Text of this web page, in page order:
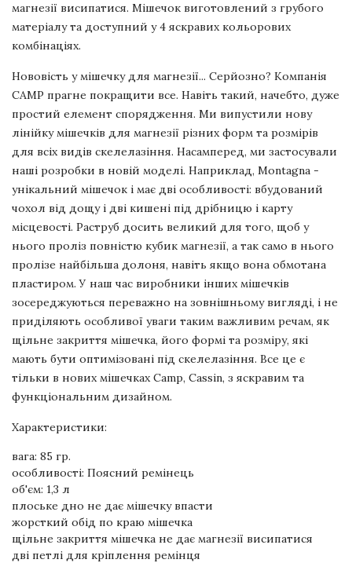
магнезії висипатися. Мішечок виготовлений з грубого
матеріалу та доступний у 4 яскравих кольорових
комбінаціях.
Нововість у мішечку для магнезії... Серйозно? Компанія
CAMP прагне покращити все. Навіть такий, начебто, дуже
простий елемент спорядження. Ми випустили нову
лінійку мішечків для магнезії різних форм та розмірів
для всіх видів скелелазіння. Насамперед, ми застосували
наші розробки в новій моделі. Наприклад, Montagna -
унікальний мішечок і має дві особливості: вбудований
чохол від дощу і дві кишені під дрібницю і карту
місцевості. Раструб досить великий для того, щоб у
нього проліз повністю кубик магнезії, а так само в нього
пролізе найбільша долоня, навіть якщо вона обмотана
пластиром. У наш час виробники інших мішечків
зосереджуються переважно на зовнішньому вигляді, і не
приділяють особливої уваги таким важливим речам, як
щільне закриття мішечка, його формі та розміру, які
мають бути оптимізовані під скелелазіння. Все це є
тільки в нових мішечках Camp, Cassin, з яскравим та
функціональним дизайном.
Характеристики:
вага: 85 гр.
особливості: Поясний ремінець
об'єм: 1,3 л
плоське дно не дає мішечку впасти
жорсткий обід по краю мішечка
щільне закриття мішечка не дає магнезії висипатися
дві петлі для кріплення ремінця